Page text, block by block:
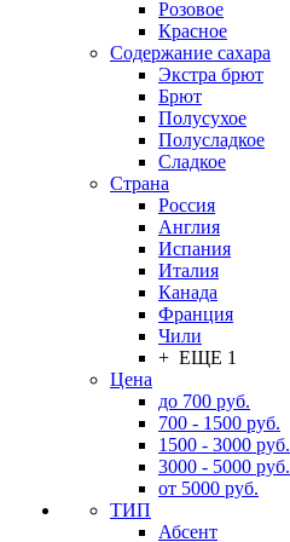
Розовое
Красное
Содержание сахара
Экстра брют
Брют
Полусухое
Полусладкое
Сладкое
Страна
Россия
Англия
Испания
Италия
Канада
Франция
Чили
+ ЕЩЕ 1
Цена
до 700 руб.
700 - 1500 руб.
1500 - 3000 руб.
3000 - 5000 руб.
от 5000 руб.
ТИП
Абсент